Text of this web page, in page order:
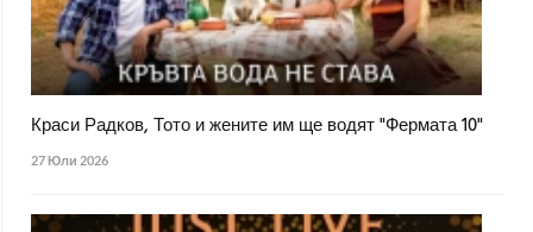
Краси Радков, Тото и жените им ще водят "Фермата 10"
27 Юли 2026